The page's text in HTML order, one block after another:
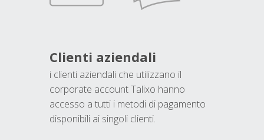
Clienti aziendali
i clienti aziendali che utilizzano il
corporate account Talixo hanno
accesso a tutti i metodi di pagamento
disponibili ai singoli clienti.